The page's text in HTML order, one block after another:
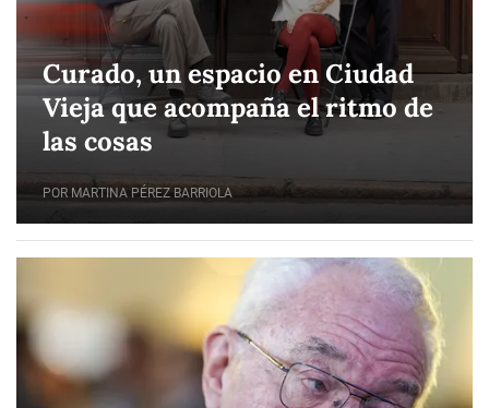
Curado, un espacio en Ciudad
Vieja que acompaña el ritmo de
las cosas
POR MARTINA PÉREZ BARRIOLA